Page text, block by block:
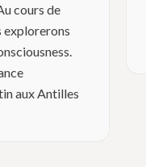
cours de
explorerons
aux Antilles